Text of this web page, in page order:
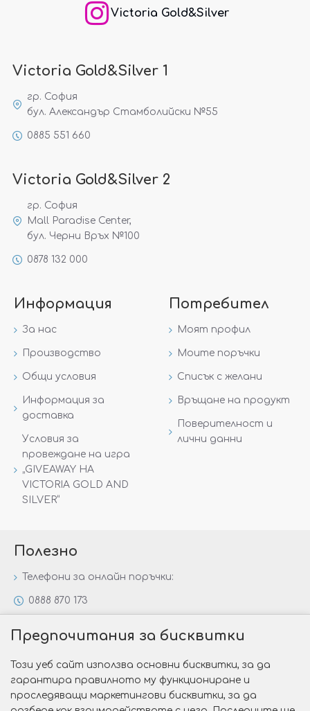
Victoria Gold&Silver
Victoria Gold&Silver 1
гр. София
бул. Александър Стамболийски №55
0885 551 660
Victoria Gold&Silver 2
гр. София
Mall Paradise Center,
бул. Черни Връх №100
0878 132 000
Информация
За нас
Производство
Общи условия
Информация за
доставка
Условия за
провеждане на игра
„GIVEAWAY НА
VICTORIA GOLD AND
SILVER“
Потребител
Моят профил
Моите поръчки
Списък с желани
Връщане на продукт
Поверителност и
лични данни
Полезно
Телефони за онлайн поръчки:
0888 870 173
Специални предложения
Защо да изберете Victoria Gold&Silver?
Предпочитания за бисквитки
Този уеб сайт използва основни бисквитки, за да
гарантира правилното му функциониране и
проследяващи маркетингови бисквитки, за да